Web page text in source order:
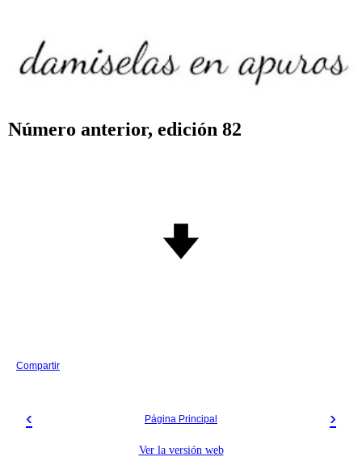
Número anterior, edición 82
Compartir
‹ ›
Página Principal
Ver la versión web